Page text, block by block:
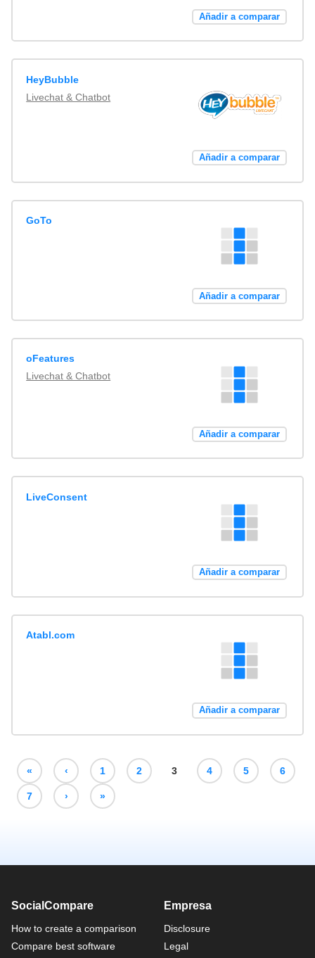
Añadir a comparar
HeyBubble
Livechat & Chatbot
Añadir a comparar
GoTo
Añadir a comparar
oFeatures
Livechat & Chatbot
Añadir a comparar
LiveConsent
Añadir a comparar
Atabl.com
Añadir a comparar
« ‹ 1 2 3 4 5 6
7 › »
SocialCompare
How to create a comparison
Compare best software
Empresa
Disclosure
Legal